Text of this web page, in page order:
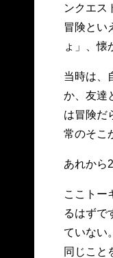
ンクエス
冒険とい
ょ」、懐
当時は、
か、友達
は冒険だ
常のそこ
あれから
ここトー
るはずで
ていない
同じこと